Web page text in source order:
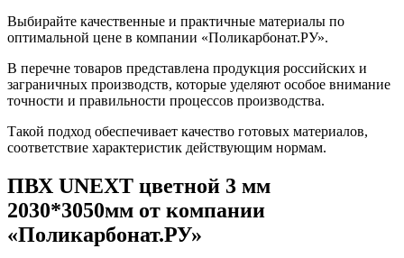
Выбирайте качественные и практичные материалы по
оптимальной цене в компании «Поликарбонат.РУ».
В перечне товаров представлена продукция российских и
заграничных производств, которые уделяют особое внимание
точности и правильности процессов производства.
Такой подход обеспечивает качество готовых материалов,
соответствие характеристик действующим нормам.
ПВХ UNEXT цветной 3 мм
2030*3050мм от компании
«Поликарбонат.РУ»